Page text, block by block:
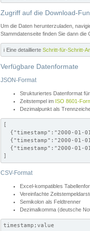
Zugriff auf die Download-
Um die Daten herunterzuladen,
Stammdatenseite finden Sie dann
ℹ️ Eine detaillierte Schritt-für-Schritt-
Verfügbare Datenformate
JSON-Format
Strukturiertes Datenformat
Zeitstempel im ISO 8601-
Dezimalpunkt als
[
{"timestamp":"2000-01-
{"timestamp":"2000-01-
{"timestamp":"2000-01-
]
CSV-Format
Excel-kompatibles
Vereinfachte
Semikolon als Feldtrenner
Dezimalkomma (deutsche
timestamp;value